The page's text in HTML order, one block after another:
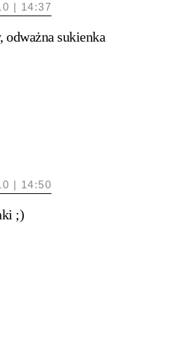
| 14:37
odważna sukienka
| 14:50
;)